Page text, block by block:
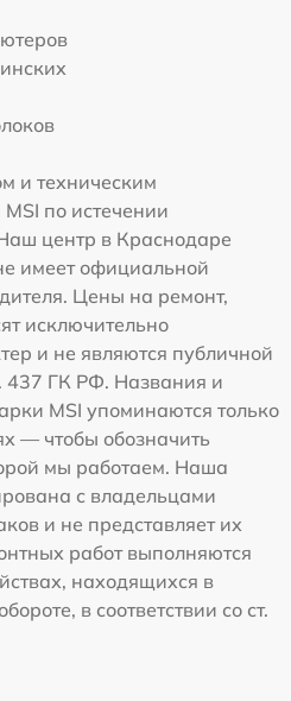
и техническим
по истечении
центр в Краснодаре
имеет официальной
Цены на ремонт,
исключительно
и не являются публичной
437 ГК РФ. Названия и
MSI упоминаются только
— чтобы обозначить
мы работаем. Наша
с владельцами
и не представляет их
работ выполняются
находящихся в
в соответствии со ст.